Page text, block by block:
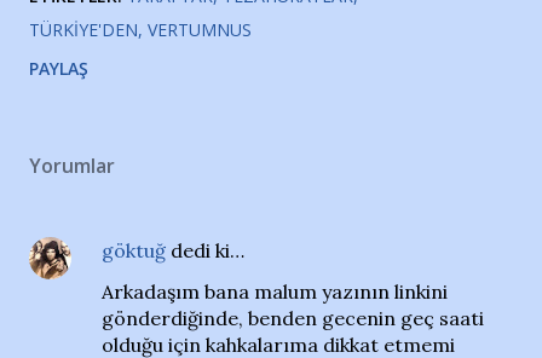
TÜRKIYE'DEN VERTUMNUS
PAYLAŞ
Yorumlar
göktuğ dedi ki…
Arkadaşım bana malum yazının linkini
gönderdiğinde, benden gecenin geç saati
olduğu için kahkalarıma dikkat etmemi